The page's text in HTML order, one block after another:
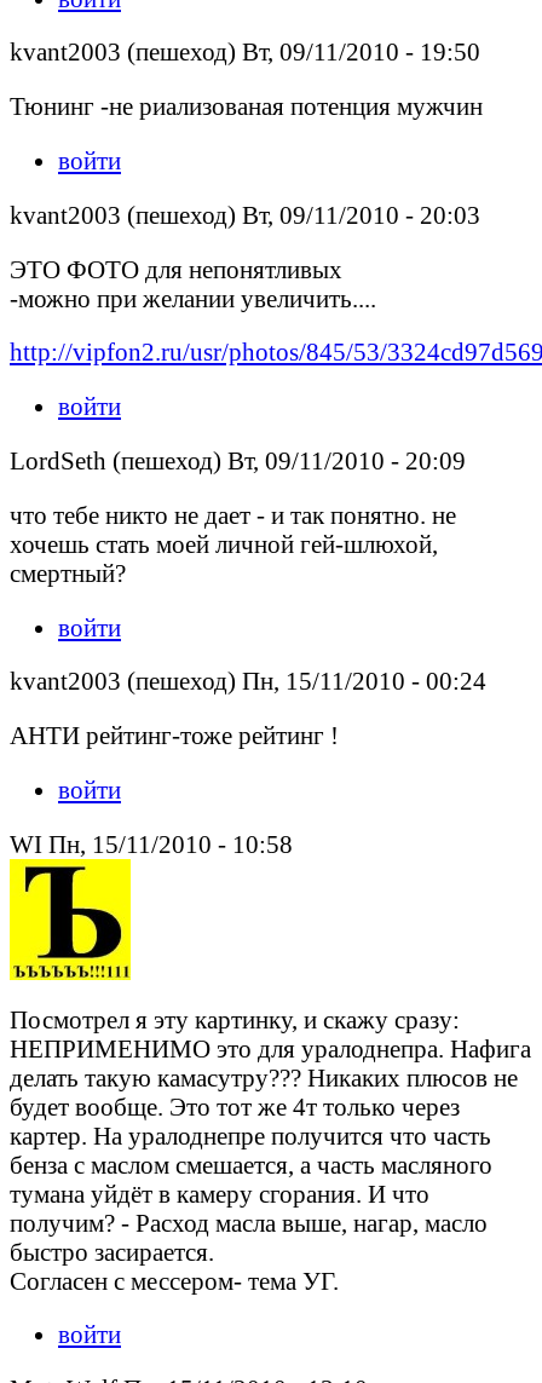
kvant2003 (пешеход) Вт, 09/11/2010 - 19:50
Тюнинг -не риализованая потенция мужчин
войти
kvant2003 (пешеход) Вт, 09/11/2010 - 20:03
ЭТО ФОТО для непонятливых
-можно при желании увеличить....
http://vipfon2.ru/usr/photos/845/53/
войти
LordSeth (пешеход) Вт, 09/11/2010 - 20:09
что тебе никто не дает - и так понятно. не
хочешь стать моей личной гей-шлюхой,
смертный?
войти
kvant2003 (пешеход) Пн, 15/11/2010 - 00:24
АНТИ рейтинг-тоже рейтинг !
войти
WI Пн, 15/11/2010 - 10:58
Посмотрел я эту картинку, и скажу сразу:
НЕПРИМЕНИМО это для уралоднепра. Нафига
делать такую камасутру??? Никаких плюсов не
будет вообще. Это тот же 4т только через
картер. На уралоднепре получится что часть
бенза с маслом смешается, а часть масляного
тумана уйдёт в камеру сгорания. И что
получим? - Расход масла выше, нагар, масло
быстро засирается.
Согласен с мессером- тема УГ.
войти